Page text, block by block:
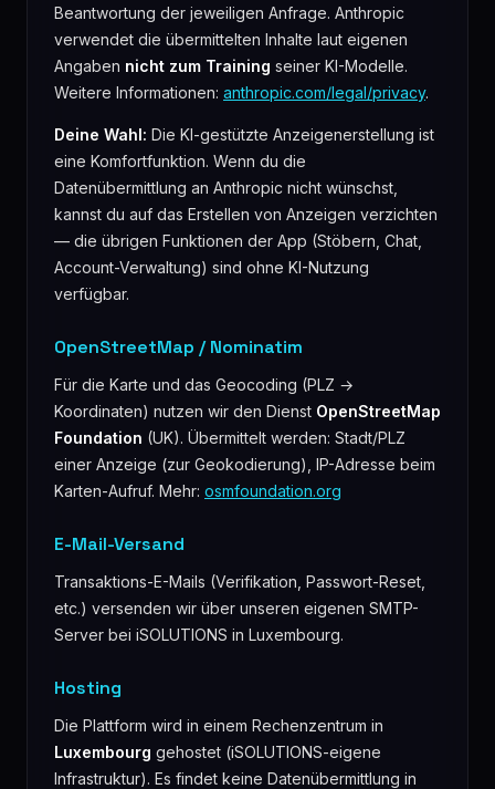
Beantwortung der jeweiligen Anfrage. Anthropic
verwendet die übermittelten Inhalte laut eigenen
Angaben nicht zum Training seiner KI-Modelle.
Weitere Informationen: anthropic.com/legal/privacy.
Deine Wahl: Die KI-gestützte Anzeigenerstellung ist
eine Komfortfunktion. Wenn du die
Datenübermittlung an Anthropic nicht wünschst,
kannst du auf das Erstellen von Anzeigen verzichten
— die übrigen Funktionen der App (Stöbern, Chat,
Account-Verwaltung) sind ohne KI-Nutzung
verfügbar.
OpenStreetMap / Nominatim
Für die Karte und das Geocoding (PLZ →
Koordinaten) nutzen wir den Dienst OpenStreetMap
Foundation (UK). Übermittelt werden: Stadt/PLZ
einer Anzeige (zur Geokodierung), IP-Adresse beim
Karten-Aufruf. Mehr: osmfoundation.org
E-Mail-Versand
Transaktions-E-Mails (Verifikation, Passwort-Reset,
etc.) versenden wir über unseren eigenen SMTP-
Server bei iSOLUTIONS in Luxembourg.
Hosting
Die Plattform wird in einem Rechenzentrum in
Luxembourg gehostet (iSOLUTIONS-eigene
Infrastruktur). Es findet keine Datenübermittlung in